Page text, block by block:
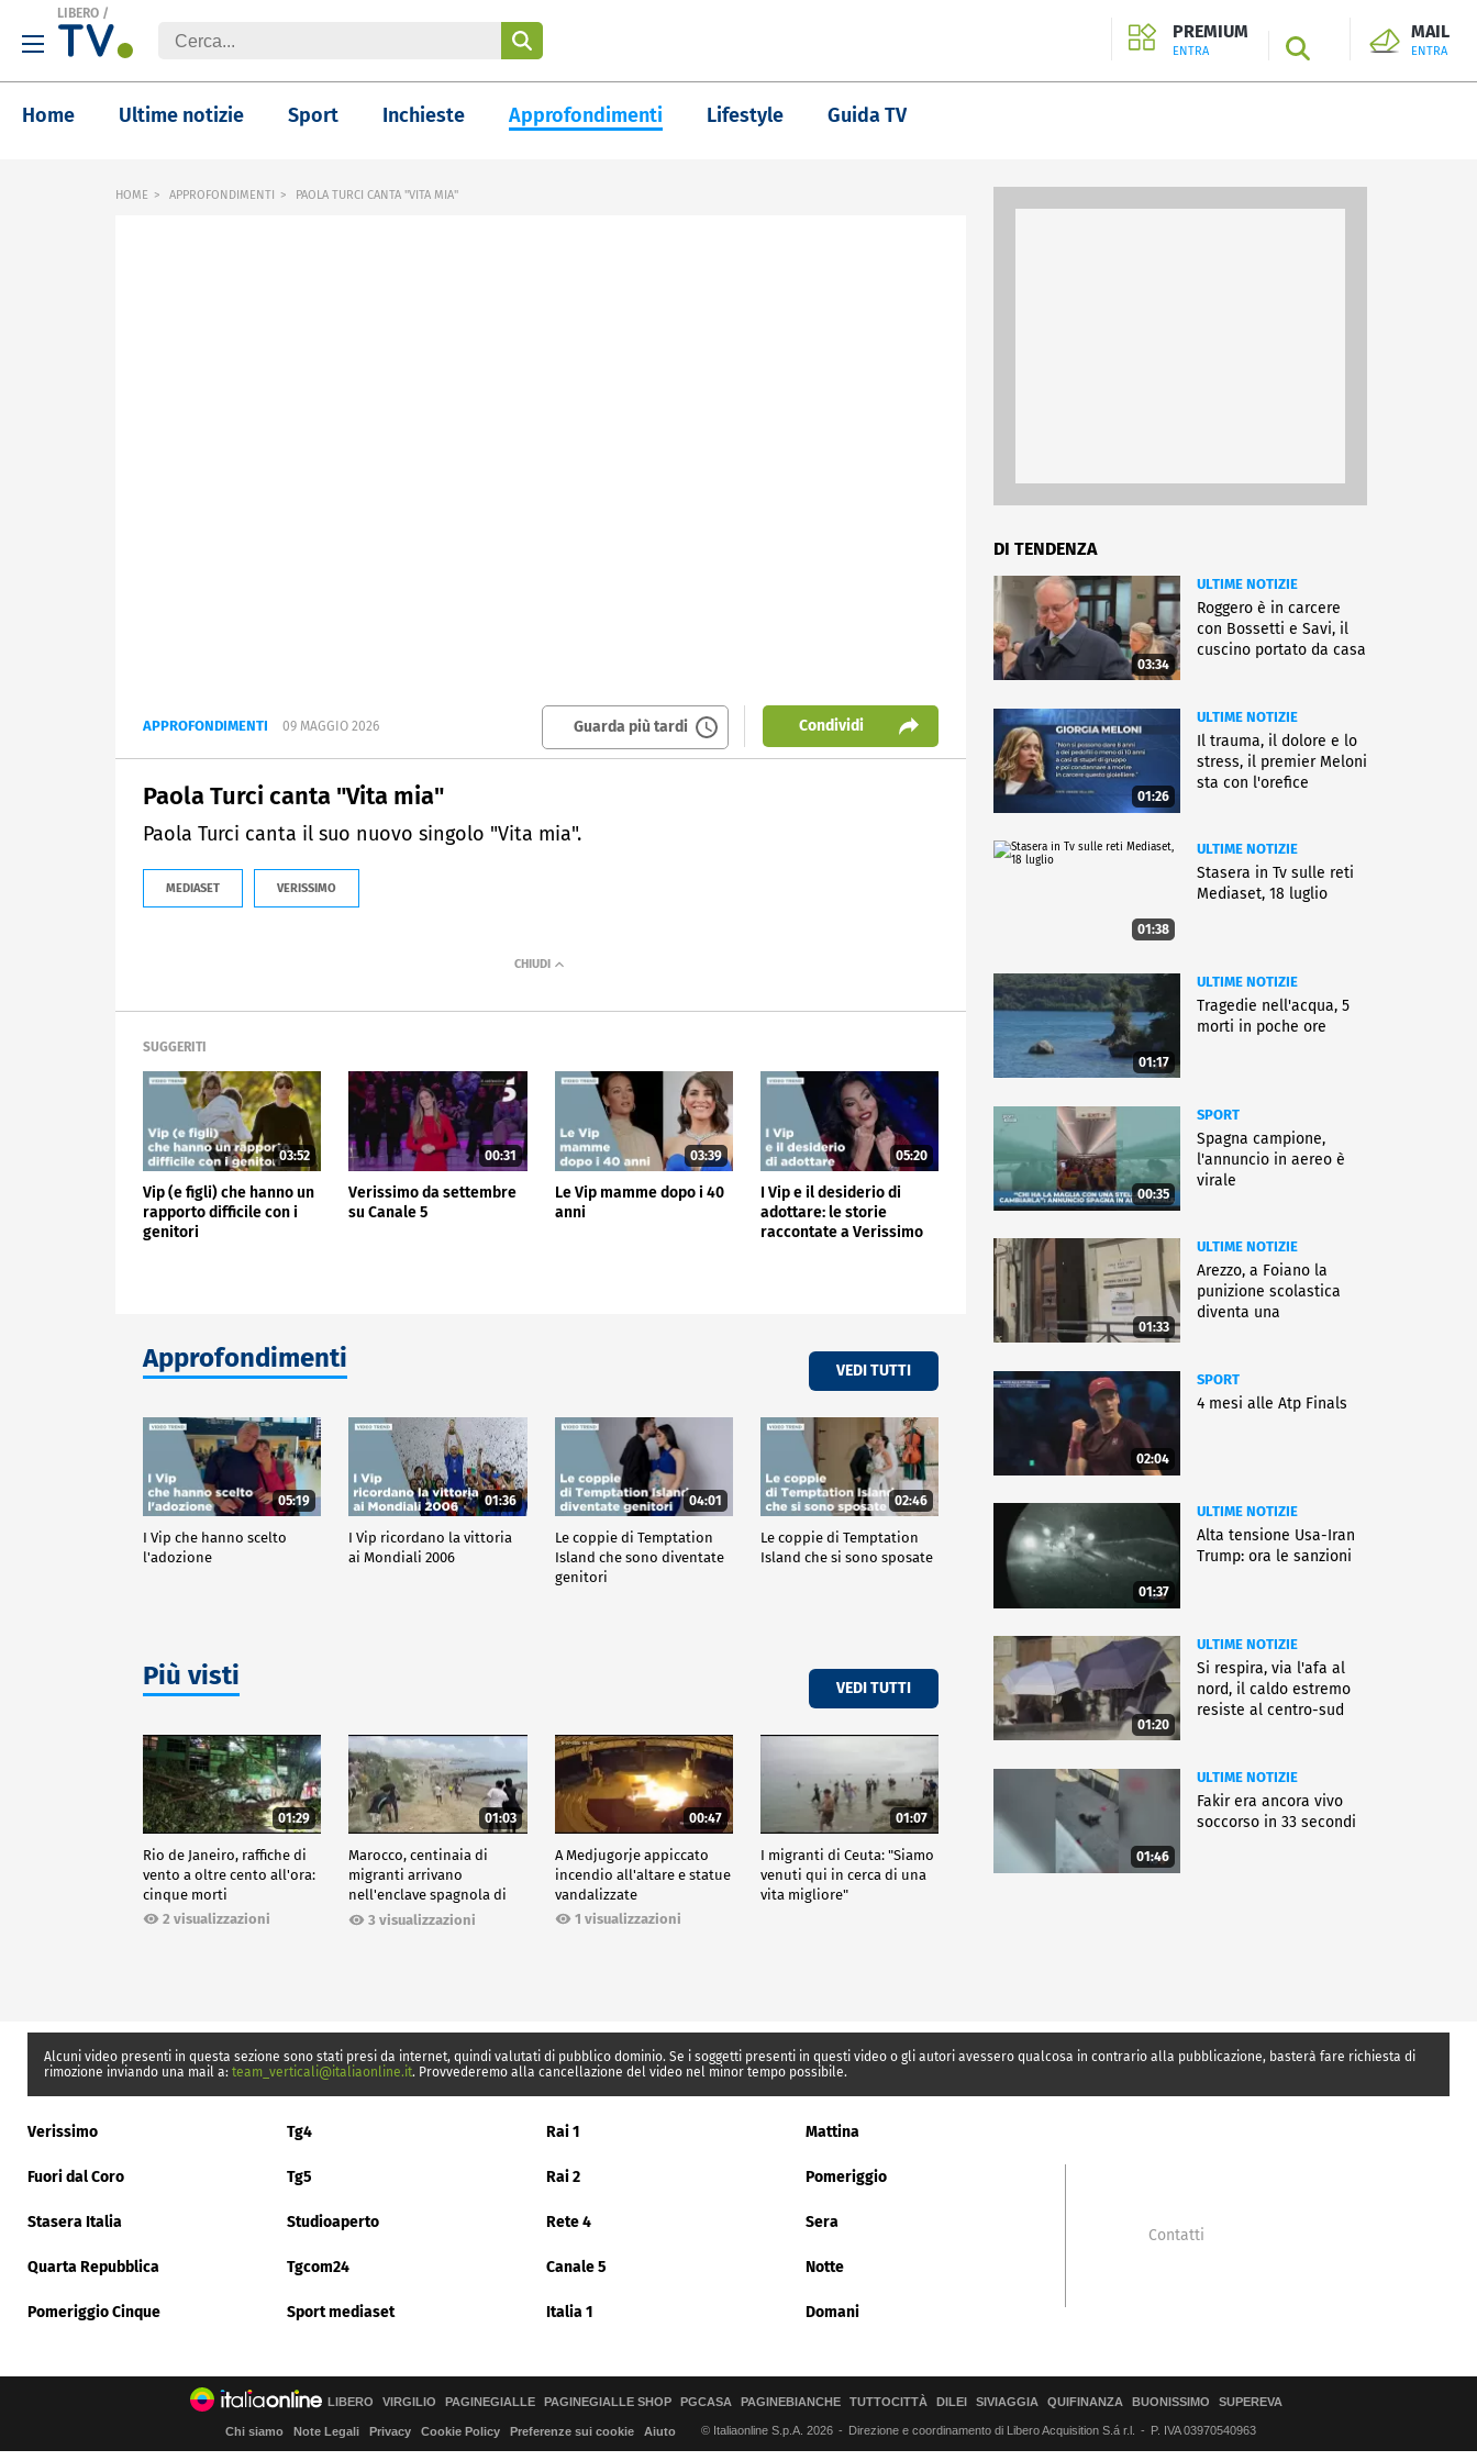
LIBERO /
PREMIUM
ENTRA SEARCH
MAIL
ENTRA
Home Ultime notizie Sport Inchieste Approfondimenti Lifestyle Guida TV
HOME APPROFONDIMENTI PAOLA TURCI CANTA "VITA MIA"
APPROFONDIMENTI 09 MAGGIO 2026 Guarda più tardi Condividi
Paola Turci canta "Vita mia"
Paola Turci canta il suo nuovo singolo "Vita mia".
MEDIASET VERISSIMO
SUGGERITI
03:52
Vip (e figli) che hanno un
rapporto difficile con i
genitori
00:31
Verissimo da settembre
su Canale 5
03:39
Le Vip mamme dopo i 40
anni
05:20
I Vip e il desiderio di
adottare: le storie
raccontate a Verissimo
Approfondimenti VEDI TUTTI
05:19
I Vip che hanno scelto
l'adozione
01:36
I Vip ricordano la vittoria
ai Mondiali 2006
04:01
Le coppie di Temptation
Island che sono diventate
genitori
02:46
Le coppie di Temptation
Island che si sono sposate
Più visti VEDI TUTTI
01:29
Rio de Janeiro, raffiche di
vento a oltre cento all'ora:
cinque morti
2 visualizzazioni
01:03
Marocco, centinaia di
migranti arrivano
nell'enclave spagnola di
Ceuta3 visualizzazioni
00:47
A Medjugorje appiccato
incendio all'altare e statue
vandalizzate
1 visualizzazioni
01:07
I migranti di Ceuta: "Siamo
venuti qui in cerca di una
vita migliore"
DI TENDENZA
03:34
ULTIME NOTIZIE
Roggero è in carcere
con Bossetti e Savi, il
cuscino portato da casa
01:26
ULTIME NOTIZIE
Il trauma, il dolore e lo
stress, il premier Meloni
sta con l'orefice
01:38
ULTIME NOTIZIE
Stasera in Tv sulle reti
Mediaset, 18 luglio
01:17
ULTIME NOTIZIE
Tragedie nell'acqua, 5
morti in poche ore
00:35
SPORT
Spagna campione,
l'annuncio in aereo è
virale
01:33
ULTIME NOTIZIE
Arezzo, a Foiano la
punizione scolastica
diventa una
02:04
SPORT
4 mesi alle Atp Finals
01:37
ULTIME NOTIZIE
Alta tensione Usa-Iran
Trump: ora le sanzioni
01:20
ULTIME NOTIZIE
Si respira, via l'afa al
nord, il caldo estremo
resiste al centro-sud
01:46
ULTIME NOTIZIE
Fakir era ancora vivo
soccorso in 33 secondi
Alcuni video presenti in questa sezione sono stati presi da internet, quindi valutati di pubblico dominio. Se i soggetti presenti in questi video o gli autori avessero qualcosa in contrario alla pubblicazione, basterà fare richiesta di
rimozione inviando una mail a: team_verticali@italiaonline.it. Provvederemo alla cancellazione del video nel minor tempo possibile.
Verissimo Tg4 Rai 1 Mattina
Fuori dal Coro Tg5 Rai 2 Pomeriggio
Stasera Italia Studioaperto Rete 4 Sera
Quarta Repubblica Tgcom24 Canale 5 Notte
Pomeriggio Cinque Sport mediaset Italia 1 Domani
Contatti
LIBERO VIRGILIO PAGINEGIALLE PAGINEGIALLE SHOP PGCASA PAGINEBIANCHE TUTTOCITTÀ DILEI SIVIAGGIA QUIFINANZA BUONISSIMO SUPEREVA
Chi siamo Note Legali Privacy Cookie Policy Preferenze sui cookie Aiuto © Italiaonline S.p.A. 2026 Direzione e coordinamento di Libero Acquisition S.á r.l. P. IVA 03970540963